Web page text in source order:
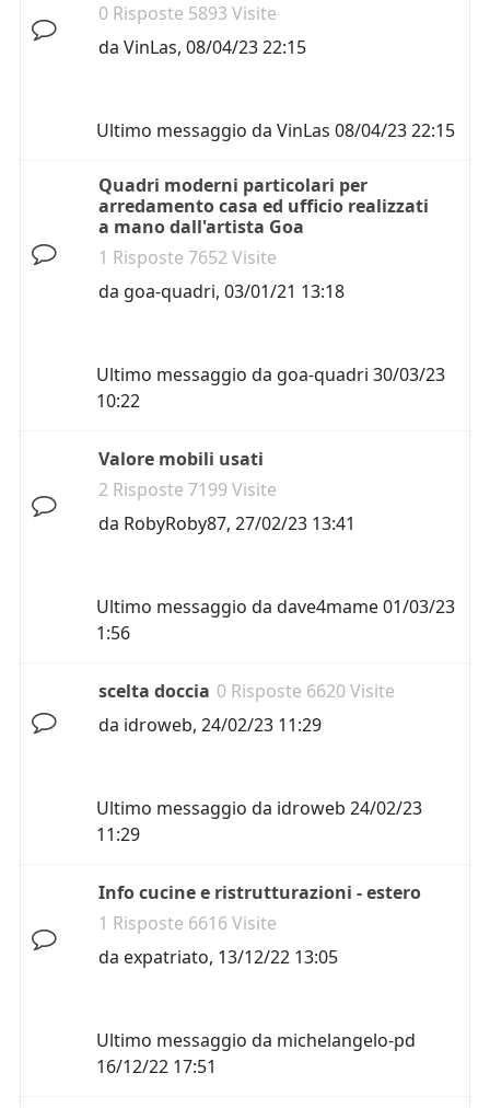
0 Risposte 5893 Visite
da VinLas, 08/04/23 22:15
Ultimo messaggio da VinLas 08/04/23 22:15
Quadri moderni particolari per
arredamento casa ed ufficio realizzati
a mano dall'artista Goa
1 Risposte 7652 Visite
da goa-quadri, 03/01/21 13:18
Ultimo messaggio da goa-quadri 30/03/23
10:22
Valore mobili usati
2 Risposte 7199 Visite
da RobyRoby87, 27/02/23 13:41
Ultimo messaggio da dave4mame01/03/23
1:56
scelta doccia 0 Risposte 6620 Visite
da idroweb, 24/02/23 11:29
Ultimo messaggio da idroweb 24/02/23
11:29
Info cucine e ristrutturazioni - estero
1 Risposte 6616 Visite
da expatriato, 13/12/22 13:05
Ultimo messaggio da michelangelo-pd
16/12/22 17:51